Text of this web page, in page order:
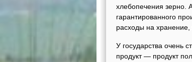
хлебопечения зерно.
гарантированного
расходы на
У государства очень
продукт — продукт